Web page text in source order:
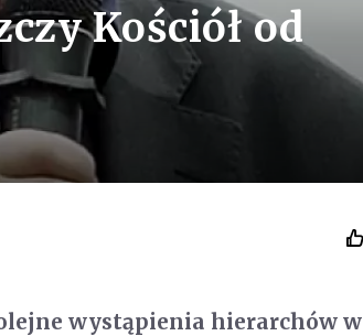
Kościół od
wystąpienia hierarchów w